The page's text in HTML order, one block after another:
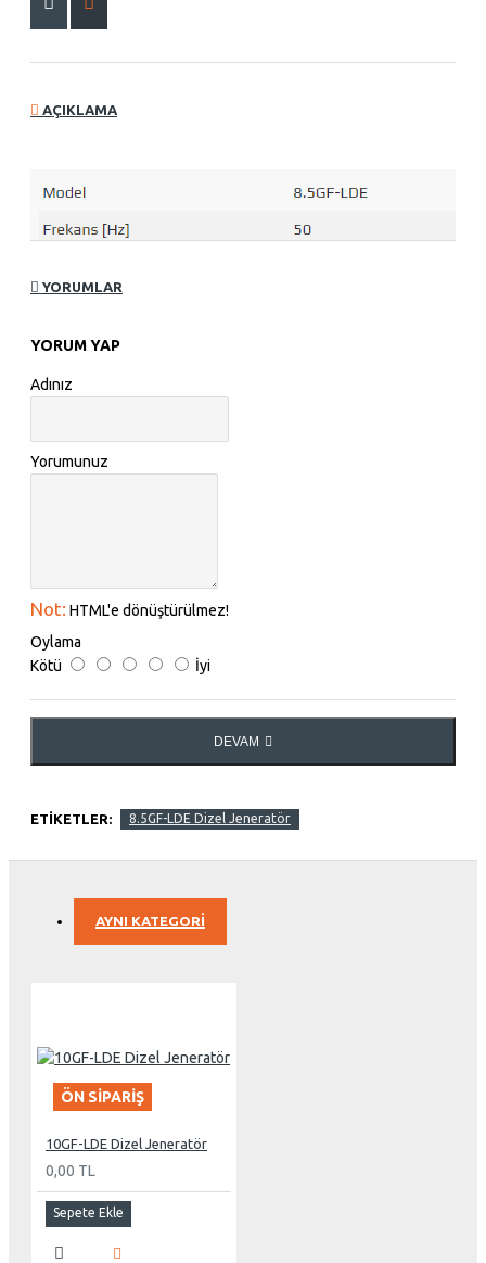
AÇIKLAMA
YORUMLAR
YORUM YAP
Adınız
Yorumunuz
Not: HTML'e dönüştürülmez!
Oylama
Kötü
İyi
DEVAM
ETIKETLER: 8.5GF-LDE Dizel Jeneratör
AYNI KATEGORI
ÖN SIPARIŞ
10GF-LDE Dizel Jeneratör
0,00 TL
Sepete Ekle